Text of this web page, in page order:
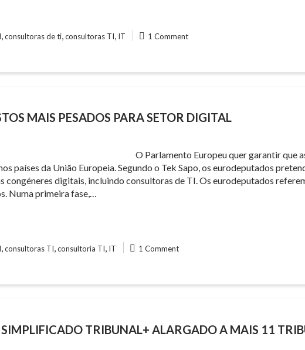
,consultoras de ti,consultoras TI, IT 1 Comment
MAIS PESADOS PARA SETOR DIGITAL
O Parlamento Europeu quer garantir que
países da União Europeia. Segundo o Tek Sapo, os eurodeputados
congéneres digitais, incluindo consultoras de TI. Os eurodeputados
Numa primeira fase,…
,consultoras TI,consultoria TI, IT 1 Comment
SIMPLIFICADO TRIBUNAL+ ALARGADO A MAIS 11